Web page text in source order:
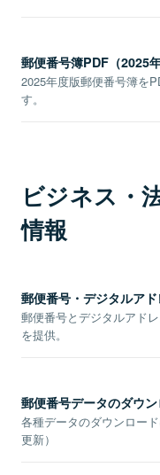
郵便番号簿PDF（2025年
2025年度版郵便番号簿を
す。
ビジネス・
情報
郵便番号・デジタルア
郵便番号とデジタルアド
を提供。
郵便番号データのダウ
各種データのダウンロー
更新）